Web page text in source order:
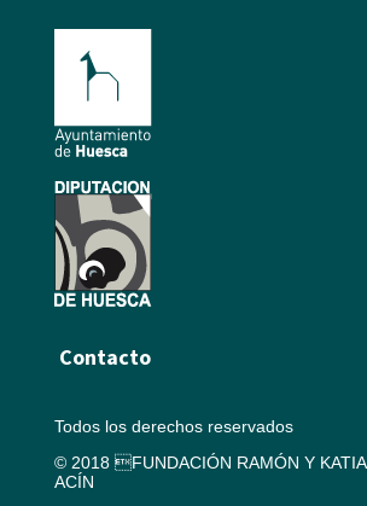
Contacto
Todos los derechos reservados
© 2018 FUNDACIÓN RAMÓN Y KATIA
ACÍN